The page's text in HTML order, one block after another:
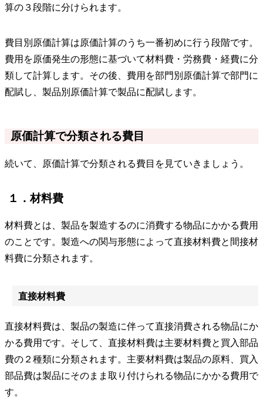
算の３段階に分けられます。
費目別原価計算は原価計算のうち一番初めに行う段階です。
費用を原価発生の形態に基づいて材料費・労務費・経費に分
類して計算します。その後、費用を部門別原価計算で部門に
配賦し、製品別原価計算で製品に配賦します。
原価計算で分類される費目
続いて、原価計算で分類される費目を見ていきましょう。
１．材料費
材料費とは、製品を製造するのに消費する物品にかかる費用
のことです。製造への関与形態によって直接材料費と間接材
料費に分類されます。
直接材料費
直接材料費は、製品の製造に伴って直接消費される物品にか
かる費用です。そして、直接材料費は主要材料費と買入部品
費の２種類に分類されます。主要材料費は製品の原料、買入
部品費は製品にそのまま取り付けられる物品にかかる費用で
す。